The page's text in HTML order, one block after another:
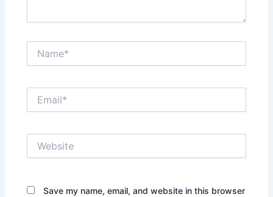
Save my name, email, and website in this browser